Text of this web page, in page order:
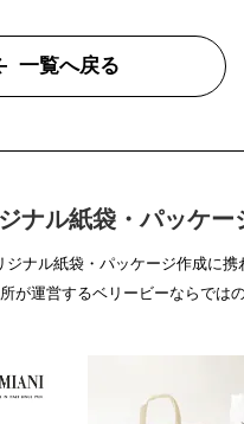
一覧へ戻る
ナル紙袋・パッケー
ナル紙袋・パッケージ作成に携
が運営するベリービーならでは